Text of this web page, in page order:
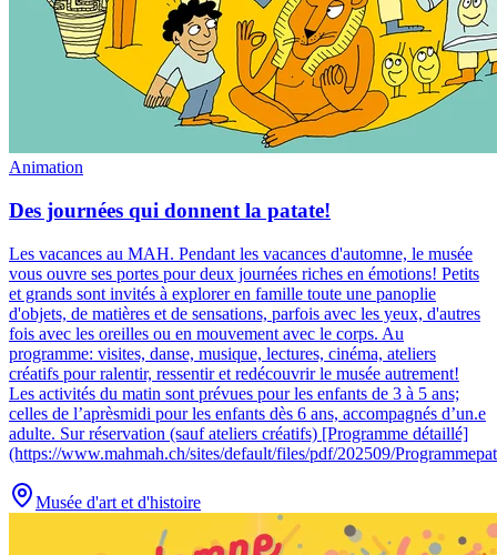
Animation
Des journées qui donnent la patate!
Les vacances au MAH. Pendant les vacances d'automne, le musée
vous ouvre ses portes pour deux journées riches en émotions! Petits
et grands sont invités à explorer en famille toute une panoplie
d'objets, de matières et de sensations, parfois avec les yeux, d'autres
fois avec les oreilles ou en mouvement avec le corps. Au
programme: visites, danse, musique, lectures, cinéma, ateliers
créatifs pour ralentir, ressentir et redécouvrir le musée autrement!
Les activités du matin sont prévues pour les enfants de 3 à 5 ans;
celles de l’aprèsmidi pour les enfants dès 6 ans, accompagnés d’un.e
adulte. Sur réservation (sauf ateliers créatifs) [Programme détaillé]
(https://www.mahmah.ch/sites/default/files/pdf/202509/
Musée d'art et d'histoire